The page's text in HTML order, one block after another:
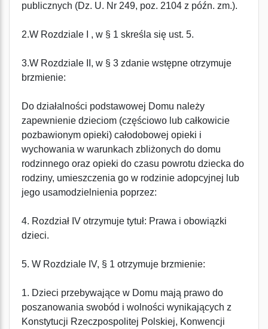
publicznych (Dz. U. Nr 249, poz. 2104 z późn. zm.).
2.W Rozdziale I , w § 1 skreśla się ust. 5.
3.W Rozdziale II, w § 3 zdanie wstępne otrzymuje
brzmienie:
Do działalności podstawowej Domu należy
zapewnienie dzieciom (częściowo lub całkowicie
pozbawionym opieki) całodobowej opieki i
wychowania w warunkach zbliżonych do domu
rodzinnego oraz opieki do czasu powrotu dziecka do
rodziny, umieszczenia go w rodzinie adopcyjnej lub
jego usamodzielnienia poprzez:
4. Rozdział IV otrzymuje tytuł: Prawa i obowiązki
dzieci.
5. W Rozdziale IV, § 1 otrzymuje brzmienie:
1. Dzieci przebywające w Domu mają prawo do
poszanowania swobód i wolności wynikających z
Konstytucji Rzeczpospolitej Polskiej, Konwencji